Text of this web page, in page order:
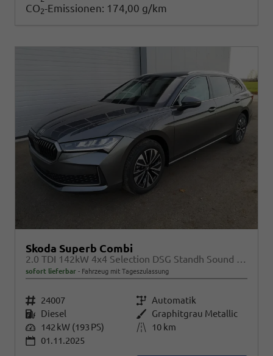
CO2-Emissionen: 174,00 g/km
Skoda Superb Combi
2.0 TDI 142kW 4x4 Selection DSG Standh Sound AHK 360 Head Up Pano
sofort lieferbar Fahrzeug mit Tageszulassung
Fahrzeugnr. 24007 Getriebe Automatik
Kraftstoff Diesel Außenfarbe Graphitgrau Metallic
Leistung 142 kW (193 PS) Kilometerstand
10 km
01.11.2025